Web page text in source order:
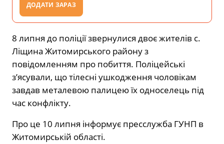
ДОДАТИ ЗАРАЗ
8 липня до поліції звернулися двоє жителів с.
Ліщина Житомирського району з
повідомленням про побиття. Поліцейські
з’ясували, що тілесні ушкодження чоловікам
завдав металевою палицею їх односелець під
час конфлікту.
Про це 10 липня інформує пресслужба ГУНП в
Житомирській області.